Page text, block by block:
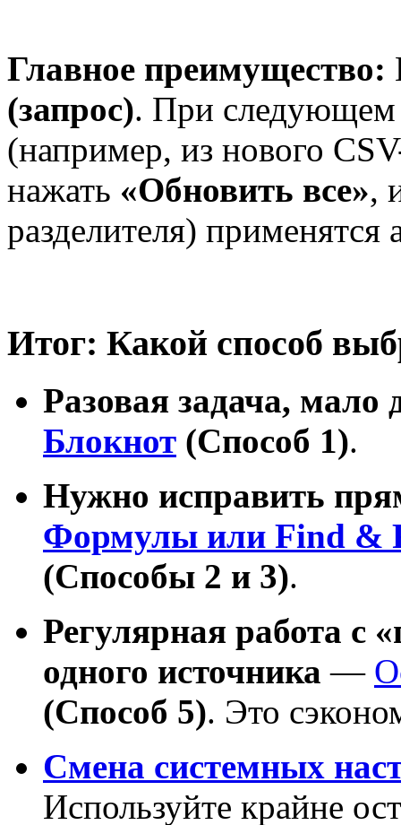
Главное преимущество:
(запрос). При следующем
(например, из нового
нажать «Обновить все»,
разделителя) применятся
Итог: Какой способ
Разовая задача, мало
Блокнот (Способ 1).
Нужно исправить
Формулы или Find &
(Способы 2 и 3).
Регулярная работа с
одного источника —
(Способ 5). Это
Смена системных
Используйте крайне